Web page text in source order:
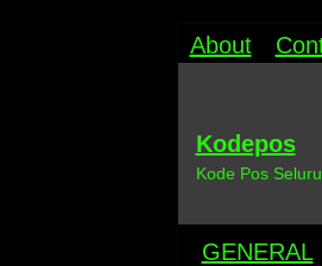
About
Kodepos
Kode Pos
GENERAL